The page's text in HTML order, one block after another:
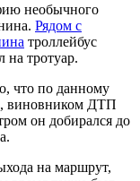
необычного
Рядом с
троллейбус
на тротуар.
что по данному
виновником ДТП
он добирался до
на маршрут,